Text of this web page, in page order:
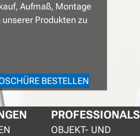
Aufmaß, Montage
Produkten zu
BESTELLEN
PROFESSIONALS
OBJEKT- UND